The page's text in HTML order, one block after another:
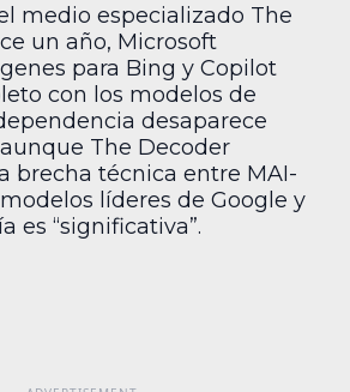
medio especializado The
un año, Microsoft
para Bing y Copilot
con los modelos de
desaparece
The Decoder
brecha técnica entre MAI-
líderes de Google y
es “significativa”.